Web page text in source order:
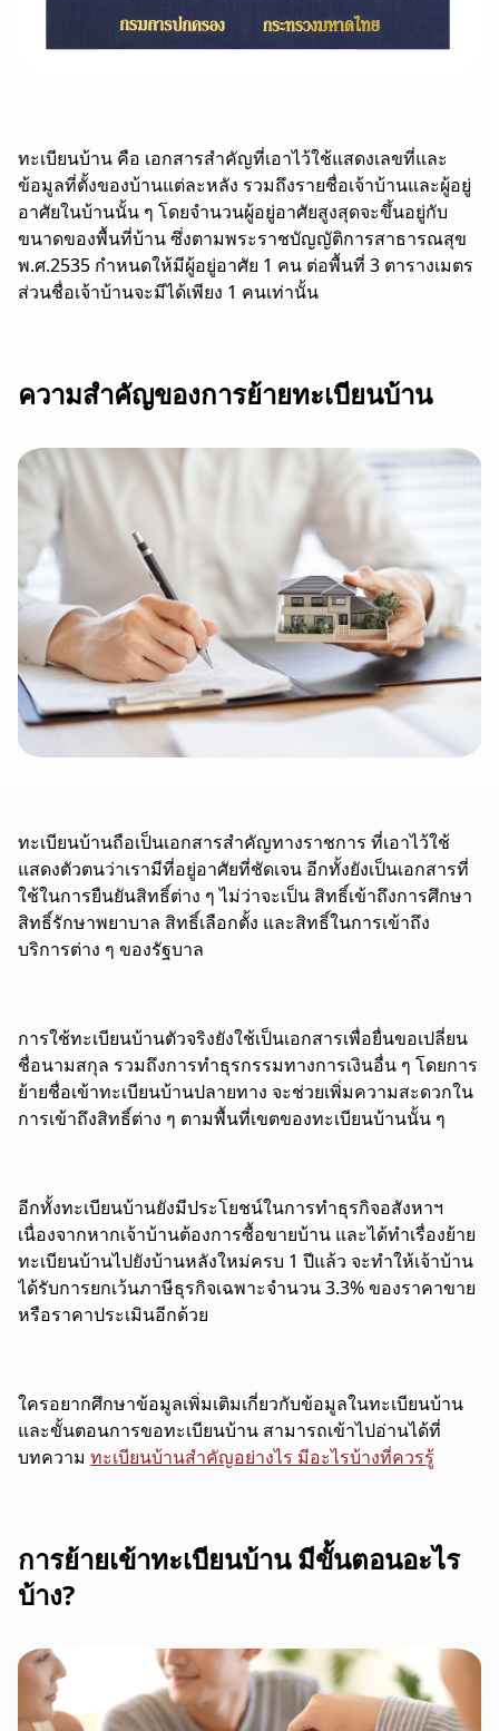
ทะเบียนบ้าน คือ เอกสารสำคัญที่เอาไว้ใช้แสดงเลขที่และ
ข้อมูลที่ตั้งของบ้านแต่ละหลัง รวมถึงรายชื่อเจ้าบ้านและผู้อยู่
อาศัยในบ้านนั้น ๆ โดยจำนวนผู้อยู่อาศัยสูงสุดจะขึ้นอยู่กับ
ขนาดของพื้นที่บ้าน ซึ่งตามพระราชบัญญัติการสาธารณสุข
พ.ศ.2535 กำหนดให้มีผู้อยู่อาศัย 1 คน ต่อพื้นที่ 3 ตารางเมตร
ส่วนชื่อเจ้าบ้านจะมีได้เพียง 1 คนเท่านั้น
ความสำคัญของการย้ายทะเบียนบ้าน
ทะเบียนบ้านถือเป็นเอกสารสำคัญทางราชการ ที่เอาไว้ใช้
แสดงตัวตนว่าเรามีที่อยู่อาศัยที่ชัดเจน อีกทั้งยังเป็นเอกสารที่
ใช้ในการยืนยันสิทธิ์ต่าง ๆ ไม่ว่าจะเป็น สิทธิ์เข้าถึงการศึกษา
สิทธิ์รักษาพยาบาล สิทธิ์เลือกตั้ง และสิทธิ์ในการเข้าถึง
บริการต่าง ๆ ของรัฐบาล
การใช้ทะเบียนบ้านตัวจริงยังใช้เป็นเอกสารเพื่อยื่นขอเปลี่ยน
ชื่อนามสกุล รวมถึงการทำธุรกรรมทางการเงินอื่น ๆ โดยการ
ย้ายชื่อเข้าทะเบียนบ้านปลายทาง จะช่วยเพิ่มความสะดวกใน
การเข้าถึงสิทธิ์ต่าง ๆ ตามพื้นที่เขตของทะเบียนบ้านนั้น ๆ
อีกทั้งทะเบียนบ้านยังมีประโยชน์ในการทำธุรกิจอสังหาฯ
เนื่องจากหากเจ้าบ้านต้องการซื้อขายบ้าน และได้ทำเรื่องย้าย
ทะเบียนบ้านไปยังบ้านหลังใหม่ครบ 1 ปีแล้ว จะทำให้เจ้าบ้าน
ได้รับการยกเว้นภาษีธุรกิจเฉพาะจำนวน 3.3% ของราคาขาย
หรือราคาประเมินอีกด้วย
ใครอยากศึกษาข้อมูลเพิ่มเติมเกี่ยวกับข้อมูลในทะเบียนบ้าน
และขั้นตอนการขอทะเบียนบ้าน สามารถเข้าไปอ่านได้ที่
บทความ ทะเบียนบ้านสำคัญอย่างไร มีอะไรบ้างที่ควรรู้
การย้ายเข้าทะเบียนบ้าน มีขั้นตอนอะไร
บ้าง?